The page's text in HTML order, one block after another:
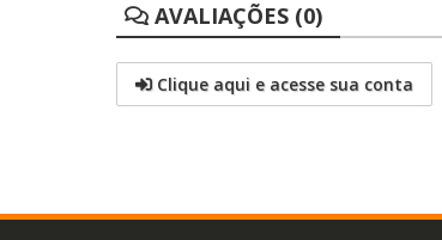
AVALIAÇÕES (0)
Clique aqui e acesse sua conta